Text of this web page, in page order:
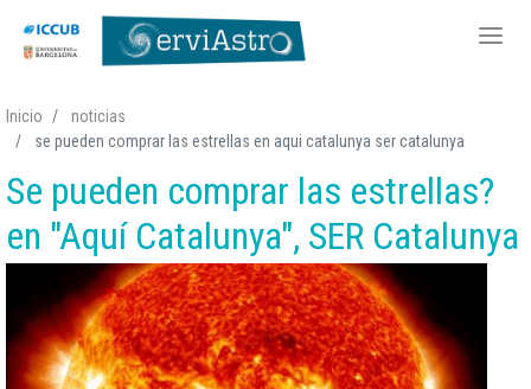
al
principal
Inicio
noticias
se pueden comprar las estrellas en aqui catalunya ser catalunya
Se pueden comprar las estrellas?
en "Aquí Catalunya", SER Catalunya